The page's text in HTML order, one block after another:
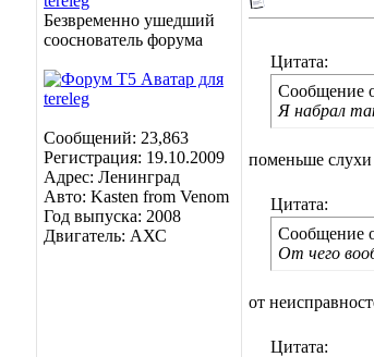
Безвременно ушедший
сооснователь форума
Сообщений: 23,863
Регистрация: 19.10.2009
Адрес: Ленинград
Авто: Kasten from Venom
Год выпуска: 2008
Двигатель: АХС
Цитата:
Сообщение
Я набрал
поменьше слухи
Цитата:
Сообщение
От чего
от
Цитата: